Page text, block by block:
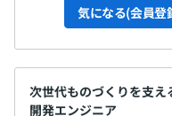
気になる(会員登
次世代ものづくりを支
開発エンジニア